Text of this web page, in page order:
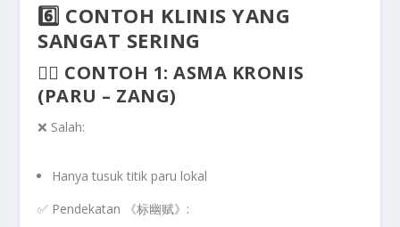
6️⃣ CONTOH KLINIS YANG
SANGAT SERING
🧑‍⚕️ CONTOH 1: ASMA KRONIS
(PARU – ZANG)
❌ Salah:
Hanya tusuk titik paru lokal
✅ Pendekatan 《标幽赋》: